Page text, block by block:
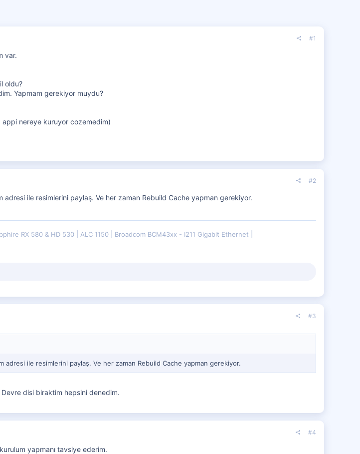
#1
var.
oldu?
Yapmam gerekiyor muydu?
nereye kuruyor cozemedim)
#2
adresi ile resimlerini paylaş. Ve her zaman Rebuild Cache yapman gerekiyor.
RX 580 & HD 530 ALC 1150
Broadcom BCM43xx - I211 Gigabit Ethernet
#3
adresi ile resimlerini paylaş. Ve her zaman Rebuild Cache yapman gerekiyor.
disi biraktim hepsini denedim.
#4
yapmanı tavsiye ederim.